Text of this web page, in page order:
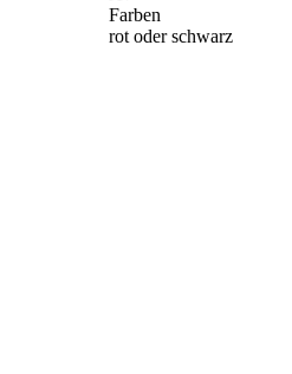
Farben
rot oder schwarz